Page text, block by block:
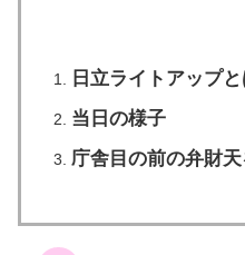
日立ライトアップ
当日の様子
庁舎目の前の弁財天